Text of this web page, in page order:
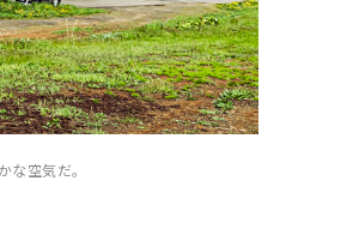
空気だ。